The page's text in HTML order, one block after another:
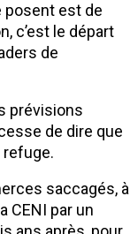
posent est de
c’est le départ
de
prévisions
de dire que
refuge.
saccagés, à
CENI par un